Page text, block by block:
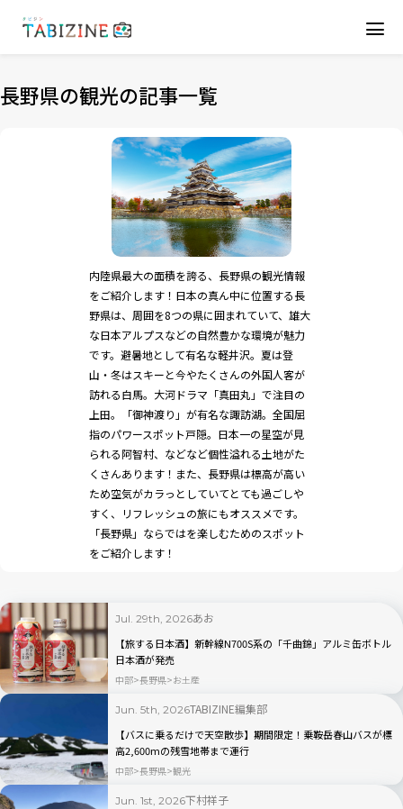
長野県の観光の記事一覧
内陸県最大の面積を誇る、長野県の観光情報
をご紹介します！日本の真ん中に位置する長
野県は、周囲を8つの県に囲まれていて、雄大
な日本アルプスなどの自然豊かな環境が魅力
です。避暑地として有名な軽井沢。夏は登
山・冬はスキーと今やたくさんの外国人客が
訪れる白馬。大河ドラマ「真田丸」で注目の
上田。「御神渡り」が有名な諏訪湖。全国屈
指のパワースポット戸隠。日本一の星空が見
られる阿智村、などなど個性溢れる土地がた
くさんあります！また、長野県は標高が高い
ため空気がカラっとしていてとても過ごしや
すく、リフレッシュの旅にもオススメです。
「長野県」ならではを楽しむためのスポット
をご紹介します！
Jul. 29th, 2026あお
【旅する日本酒】新幹線N700S系の「千曲錦」アルミ缶ボトル
日本酒が発売
中部 長野県 お土産
Jun. 5th, 2026TABIZINE編集部
【バスに乗るだけで天空散歩】期間限定！乗鞍岳春山バスが標
高2,600mの残雪地帯まで運行
中部 長野県 観光
Jun. 1st, 2026下村祥子